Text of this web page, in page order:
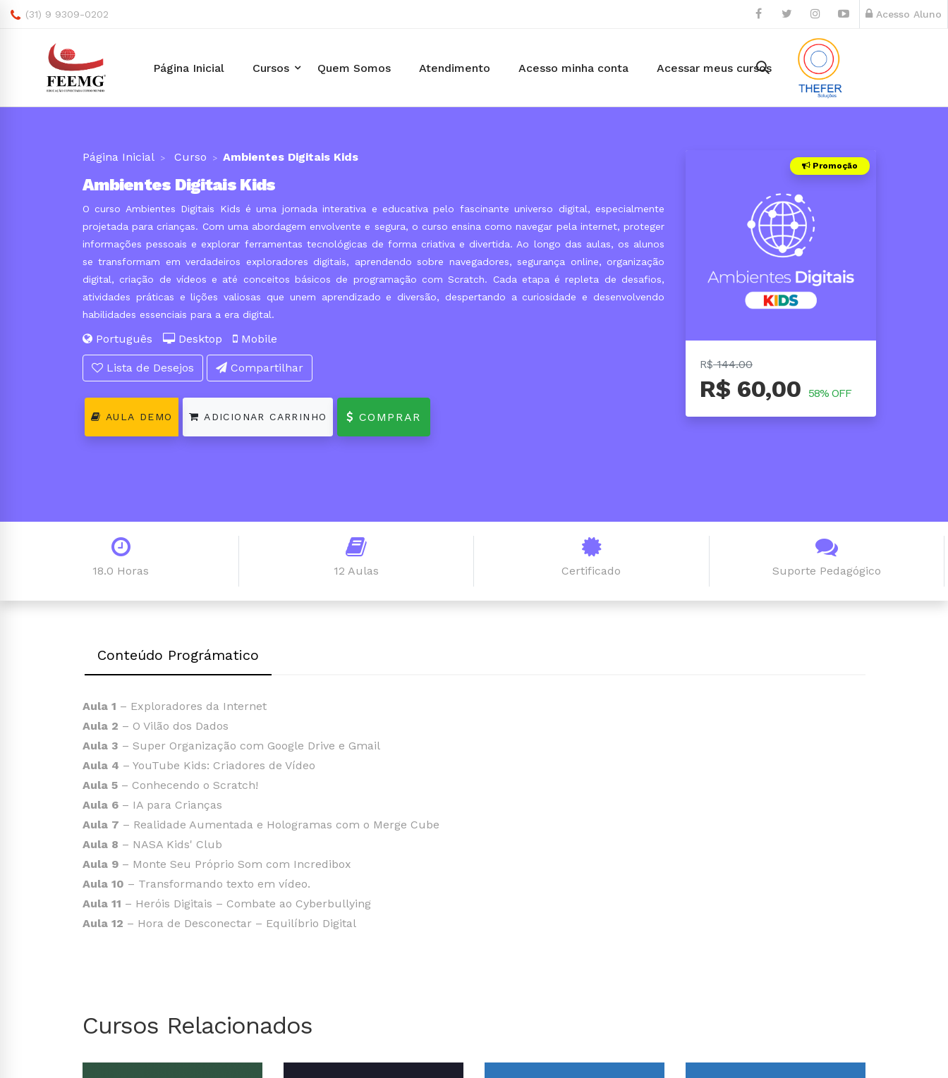
(31) 9 9309-0202 Acesso Aluno
Página Inicial Cursos Quem Somos Atendimento Acesso minha conta Acessar meus cursos
Página Inicial Curso Ambientes Digitais Kids
Ambientes Digitais Kids
O curso Ambientes Digitais Kids é uma jornada interativa e educativa pelo fascinante universo digital, especialmente
projetada para crianças. Com uma abordagem envolvente e segura, o curso ensina como navegar pela internet, proteger
informações pessoais e explorar ferramentas tecnológicas de forma criativa e divertida. Ao longo das aulas, os alunos
se transformam em verdadeiros exploradores digitais, aprendendo sobre navegadores, segurança online, organização
digital, criação de vídeos e até conceitos básicos de programação com Scratch. Cada etapa é repleta de desafios,
atividades práticas e lições valiosas que unem aprendizado e diversão, despertando a curiosidade e desenvolvendo
habilidades essenciais para a era digital.
Português Desktop Mobile
Lista de Desejos Compartilhar
AULA DEMO ADICIONAR CARRINHO COMPRAR
Promoção
R$144.00
R$ 60,00 58% OFF
18.0 Horas 12 Aulas Certificado Suporte Pedagógico
Conteúdo Prográmatico
Aula 1 – Exploradores da Internet
Aula 2 – O Vilão dos Dados
Aula 3 – Super Organização com Google Drive e Gmail
Aula 4 – YouTube Kids: Criadores de Vídeo
Aula 5 – Conhecendo o Scratch!
Aula 6 – IA para Crianças
Aula 7 – Realidade Aumentada e Hologramas com o Merge Cube
Aula 8 – NASA Kids' Club
Aula 9 – Monte Seu Próprio Som com Incredibox
Aula 10 – Transformando texto em vídeo.
Aula 11 – Heróis Digitais – Combate ao Cyberbullying
Aula 12 – Hora de Desconectar – Equilíbrio Digital
Cursos Relacionados